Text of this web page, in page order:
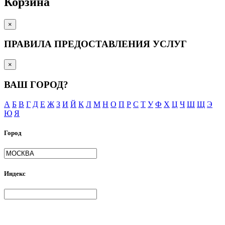
×
ПРАВИЛА ПРЕДОСТАВЛЕНИЯ УСЛУГ
×
ВАШ ГОРОД?
А Б В Г Д Е Ж З И Й К Л М Н О П Р С Т У Ф Х Ц Ч Ш Щ Э
Ю Я
Город
Индекс